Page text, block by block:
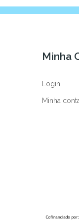
Minha
Login
Minha